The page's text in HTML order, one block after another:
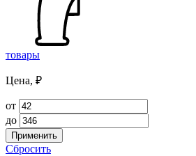
товары
Цена, ₽
от
до
Применить
Сбросить